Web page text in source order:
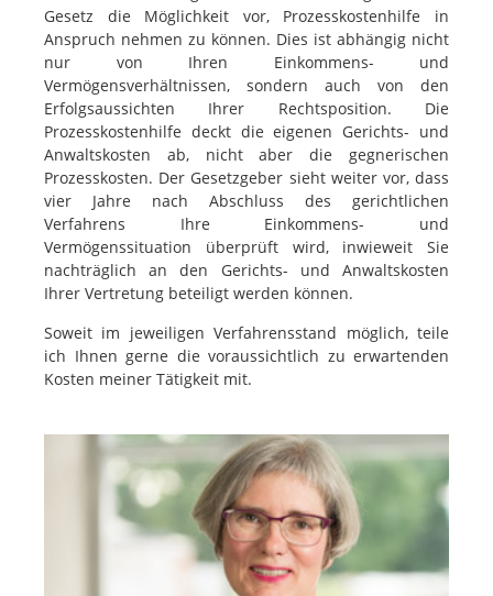
Gesetz die Möglichkeit vor, Prozesskostenhilfe in
Anspruch nehmen zu können. Dies ist abhängig nicht
nur von Ihren Einkommens- und
Vermögensverhältnissen, sondern auch von den
Erfolgsaussichten Ihrer Rechtsposition. Die
Prozesskostenhilfe deckt die eigenen Gerichts- und
Anwaltskosten ab, nicht aber die gegnerischen
Prozesskosten. Der Gesetzgeber sieht weiter vor, dass
vier Jahre nach Abschluss des gerichtlichen
Verfahrens Ihre Einkommens- und
Vermögenssituation überprüft wird, inwieweit Sie
nachträglich an den Gerichts- und Anwaltskosten
Ihrer Vertretung beteiligt werden können.
Soweit im jeweiligen Verfahrensstand möglich, teile
ich Ihnen gerne die voraussichtlich zu erwartenden
Kosten meiner Tätigkeit mit.